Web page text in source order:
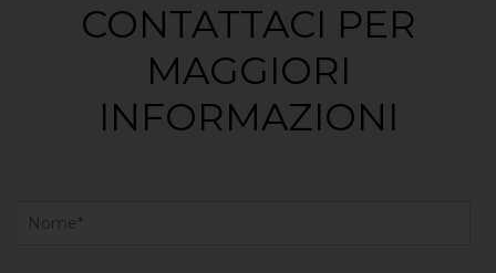
CONTATTACI PER
MAGGIORI
INFORMAZIONI